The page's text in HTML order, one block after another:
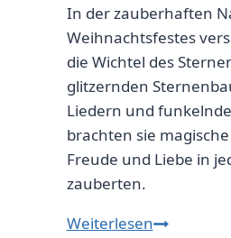
für
In der zauberhaften
Weihnachtsfestes
die Wichtel des
glitzernden
Liedern und
brachten sie
Freude und Liebe in
zauberten.
Weiterlesen